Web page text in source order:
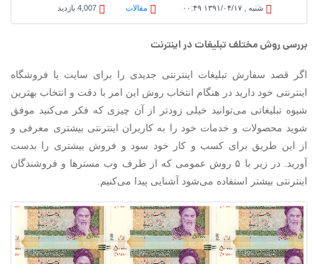
شنبه , ۱۳۹۱/۰۴/۱۷ ۰۰:۴۹ مقالات
بررسی روش مختلف تبلیغات در اینترنت
اگر قصد سفارش تبلیغات اینترنتی جدیدی را برای سایت یا فروشگاه
اینترنتی خود دارید در هنگام انتخاب روش این امر با دقت و انتخاب بهترین
شیوه تبلیغاتی می‌توانید خیلی زودتر از آن چیزی که فکر می‌کنید موفق
شوید محصولات و خدمات خود را به کاربران اینترنتی بیشتری معرفی و
از این طریق برای کسب و کار خود سود و فروش بیشتری را بدست
آورید. در زیر با ۵ روش عمومی که از طرف وب مسترها و فروشندگان
اینترنتی بیشتر استفاده می‌شود آشنایی پیدا می‌کنیم.